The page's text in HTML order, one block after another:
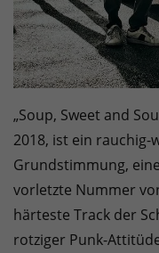
„Soup, Sweet and
2018, ist ein
Grundstimmung,
vorletzte Nummer
härteste Track der
rotziger Punk-